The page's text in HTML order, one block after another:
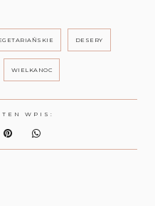
DESERY
WIELKANOC
TEN WPIS: